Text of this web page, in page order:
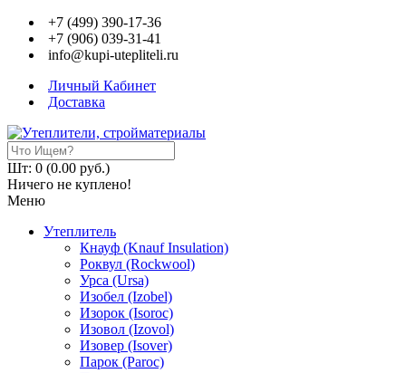
+7 (499) 390-17-36
+7 (906) 039-31-41
info@kupi-utepliteli.ru
Личный Кабинет
Доставка
Шт: 0 (0.00 руб.)
Ничего не куплено!
Меню
Утеплитель
Кнауф (Knauf Insulation)
Роквул (Rockwool)
Урса (Ursa)
Изобел (Izobel)
Изорок (Isoroc)
Изовол (Izovol)
Изовер (Isover)
Парок (Paroс)